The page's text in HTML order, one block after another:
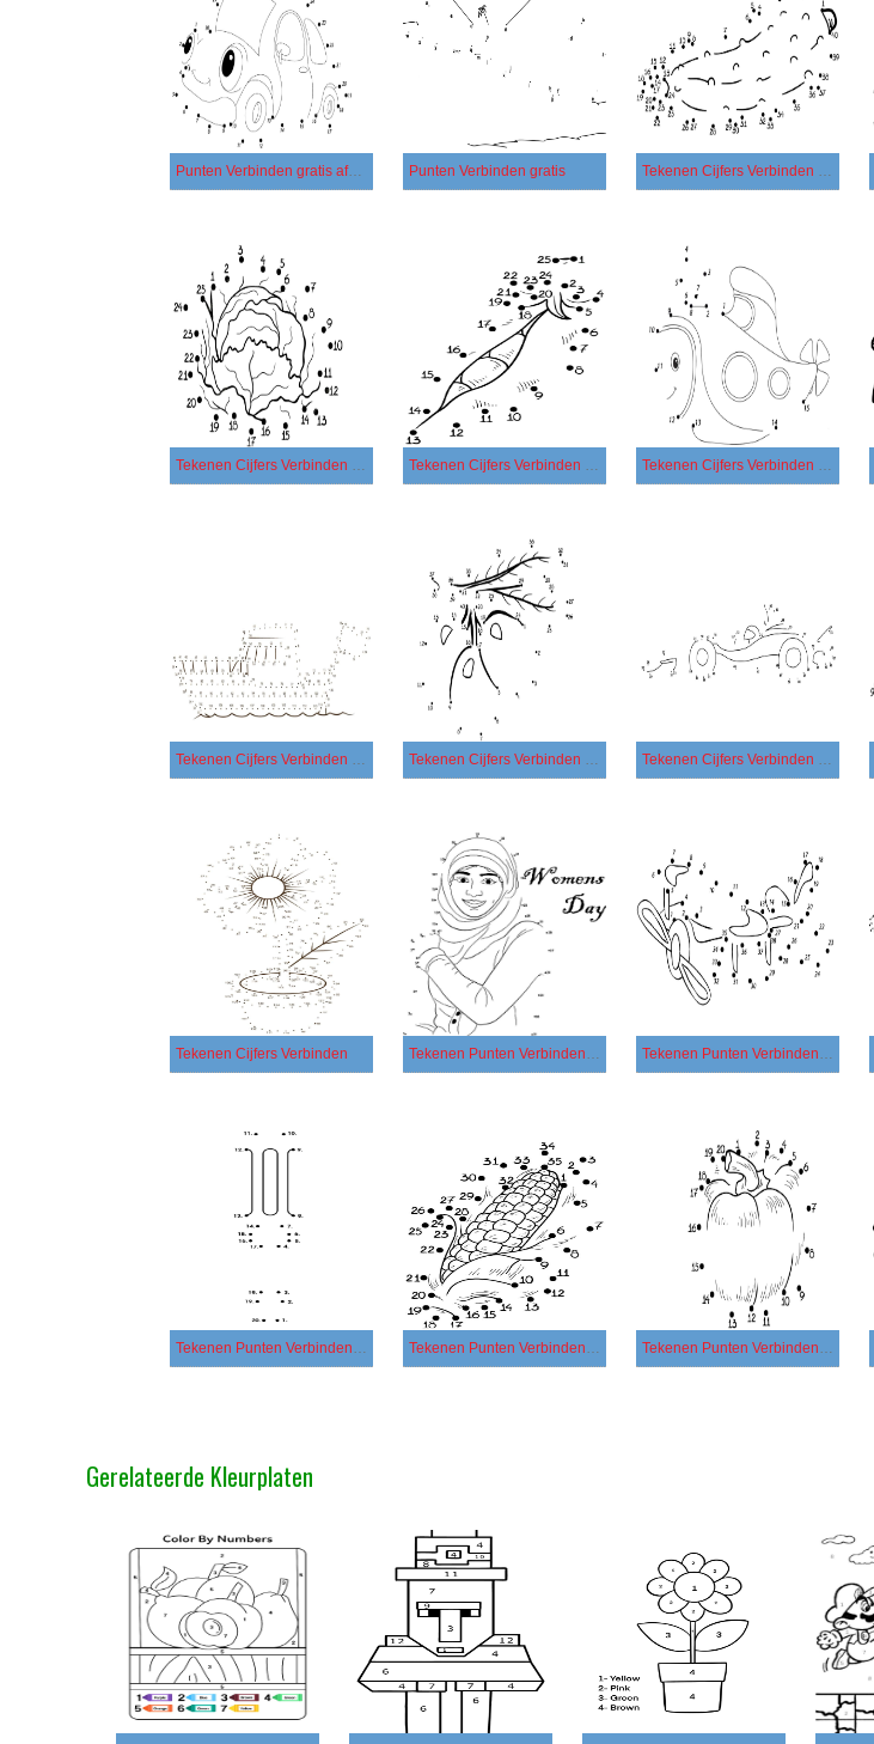
Punten Verbinden gratis afdrukbaar Punten Verbinden gratis Tekenen Cijfers Verbinden afdrukbaar voor kinderen
Tekenen Cijfers Verbinden basis Tekenen Cijfers Verbinden bij kinderen Tekenen Cijfers Verbinden eenvoudig
Tekenen Cijfers Verbinden gratis voor kinderen Tekenen Cijfers Verbinden gratis Tekenen Cijfers Verbinden simpel
Tekenen Cijfers Verbinden Tekenen Punten Verbinden afdrukbaar Tekenen Punten Verbinden basis
Tekenen Punten Verbinden gratis afdrukbaar Tekenen Punten Verbinden gratis Tekenen Punten Verbinden simpel
Gerelateerde Kleurplaten